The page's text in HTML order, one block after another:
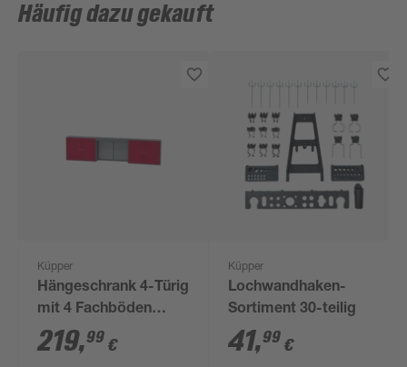
Häufig dazu gekauft
Küpper
Hängeschrank 4-Türig
mit 4 Fachböden
Lichtblende dunkelrot
240 x 60 x 20 cm
219,99 €
Küpper
Lochwandhaken-
Sortiment 30-teilig
41,99 €